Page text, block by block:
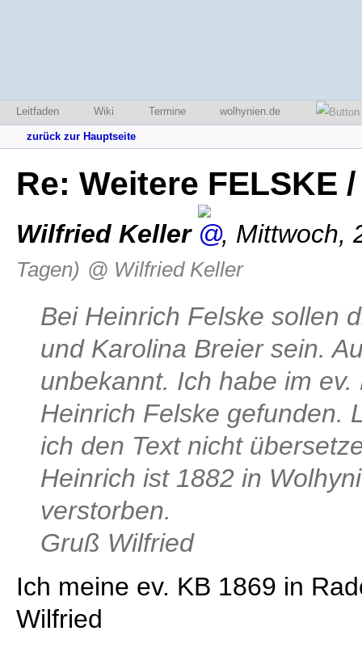
Leitfaden Wiki Termine wolhynien.de
zurück zur Hauptseite
Re: Weitere FELSKE
Wilfried Keller , Mittwoch,
Tagen) @ Wilfried Keller
Bei Heinrich Felske sollen
und Karolina Breier sein.
unbekannt. Ich habe im
Heinrich Felske gefunden.
ich den Text nicht
Heinrich ist 1882 in
verstorben.
Gruß Wilfried
Ich meine ev. KB 1869 in
Wilfried